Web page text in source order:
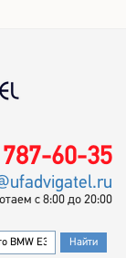
787-60-35
с 8:00 до 20:00